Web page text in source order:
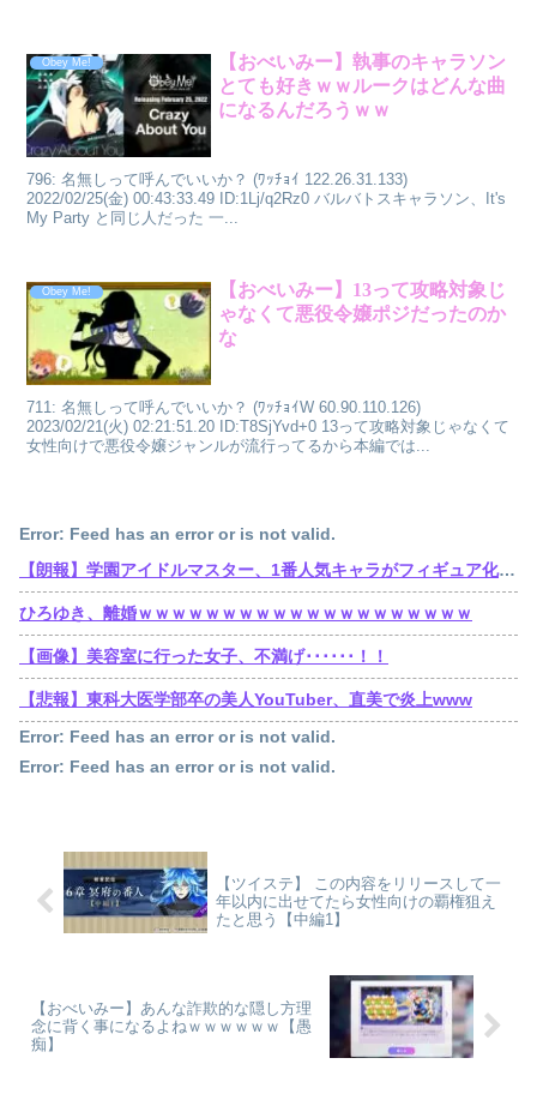
Obey Me!
【おべいみー】執事のキャラソン
とても好きｗｗルークはどんな曲
になるんだろうｗｗ
796: 名無しって呼んでいいか？ (ﾜｯﾁｮｲ 122.26.31.133)
2022/02/25(金) 00:43:33.49 ID:1Lj/q2Rz0 バルバトスキャラソン、It's
My Party と同じ人だった 一...
Obey Me!
【おべいみー】13って攻略対象じ
ゃなくて悪役令嬢ポジだったのか
な
711: 名無しって呼んでいいか？ (ﾜｯﾁｮｲW 60.90.110.126)
2023/02/21(火) 02:21:51.20 ID:T8SjYvd+0 13って攻略対象じゃなくて
女性向けで悪役令嬢ジャンルが流行ってるから本編では...
Error: Feed has an error or is not valid.
【朗報】学園アイドルマスター、1番人気キャラがフィギュア化wwwwwwwwwwwwwwwwwwww
ひろゆき、離婚ｗｗｗｗｗｗｗｗｗｗｗｗｗｗｗｗｗｗｗｗ
【画像】美容室に行った女子、不満げ･･････！！
【悲報】東科大医学部卒の美人YouTuber、直美で炎上www
Error: Feed has an error or is not valid.
Error: Feed has an error or is not valid.
【ツイステ】 この内容をリリースして一
年以内に出せてたら女性向けの覇権狙え
たと思う【中編1】
【おべいみー】あんな詐欺的な隠し方理
念に背く事になるよねｗｗｗｗｗｗ【愚
痴】